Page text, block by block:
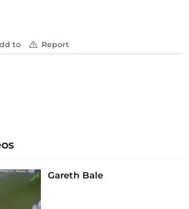
to Report
Gareth Bale